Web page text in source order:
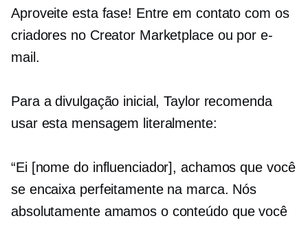
Aproveite esta fase! Entre em contato com os
criadores no Creator Marketplace ou por e-
mail.
Para a divulgação inicial, Taylor recomenda
usar esta mensagem literalmente:
“Ei [nome do influenciador], achamos que você
se encaixa perfeitamente na marca. Nós
absolutamente amamos o conteúdo que você